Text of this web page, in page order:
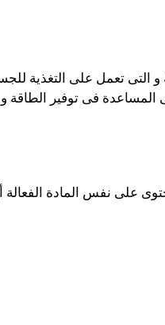
تعمل على التغذية
فى توفير الطاقة و
على نفس المادة